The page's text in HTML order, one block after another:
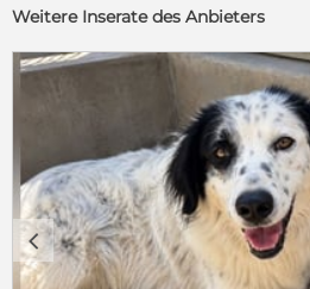
Weitere Inserate des Anbieters
c